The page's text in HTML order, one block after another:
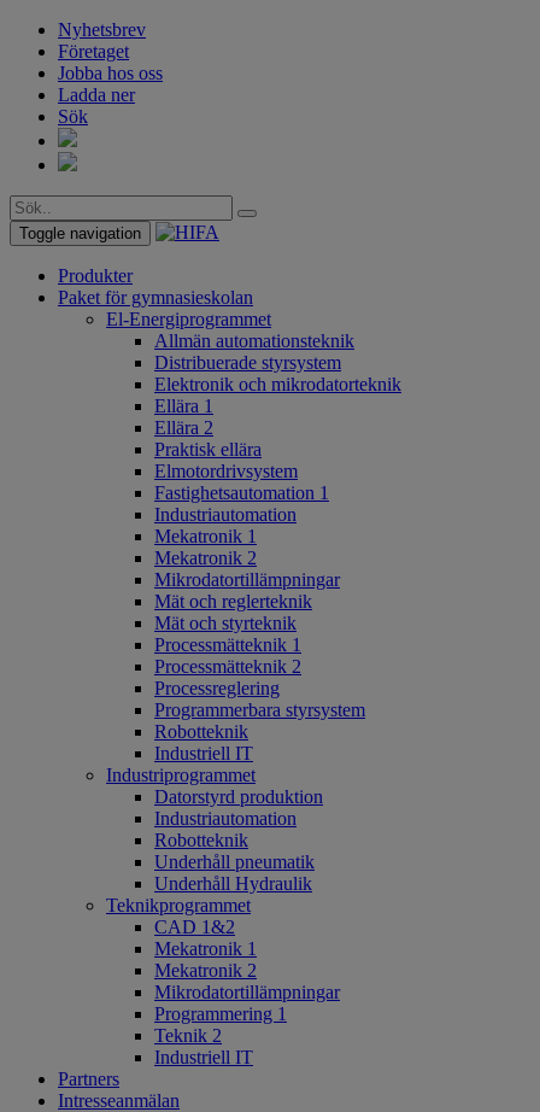
Nyhetsbrev
Företaget
Jobba hos oss
Ladda ner
Sök
Toggle navigation
Produkter
Paket för gymnasieskolan
El-Energiprogrammet
Allmän automationsteknik
Distribuerade styrsystem
Elektronik och mikrodatorteknik
Ellära 1
Ellära 2
Praktisk ellära
Elmotordrivsystem
Fastighetsautomation 1
Industriautomation
Mekatronik 1
Mekatronik 2
Mikrodatortillämpningar
Mät och reglerteknik
Mät och styrteknik
Processmätteknik 1
Processmätteknik 2
Processreglering
Programmerbara styrsystem
Robotteknik
Industriell IT
Industriprogrammet
Datorstyrd produktion
Industriautomation
Robotteknik
Underhåll pneumatik
Underhåll Hydraulik
Teknikprogrammet
CAD 1&2
Mekatronik 1
Mekatronik 2
Mikrodatortillämpningar
Programmering 1
Teknik 2
Industriell IT
Partners
Intresseanmälan